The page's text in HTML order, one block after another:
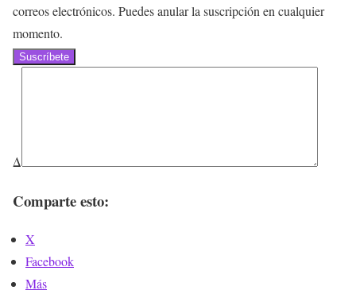
correos electrónicos. Puedes anular la suscripción en cualquier
momento.
Suscríbete
Δ
Comparte esto:
X
Facebook
Más